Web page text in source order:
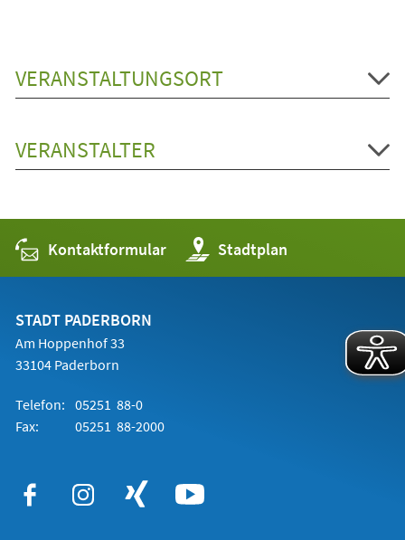
VERANSTALTUNGSORT
VERANSTALTER
Kontaktformular Stadtplan
(Öffnet
in
einem
STADT PADERBORN
Am Hoppenhof 33
33104 Paderborn
Telefon: 05251 88-0
Fax:
05251 88-2000